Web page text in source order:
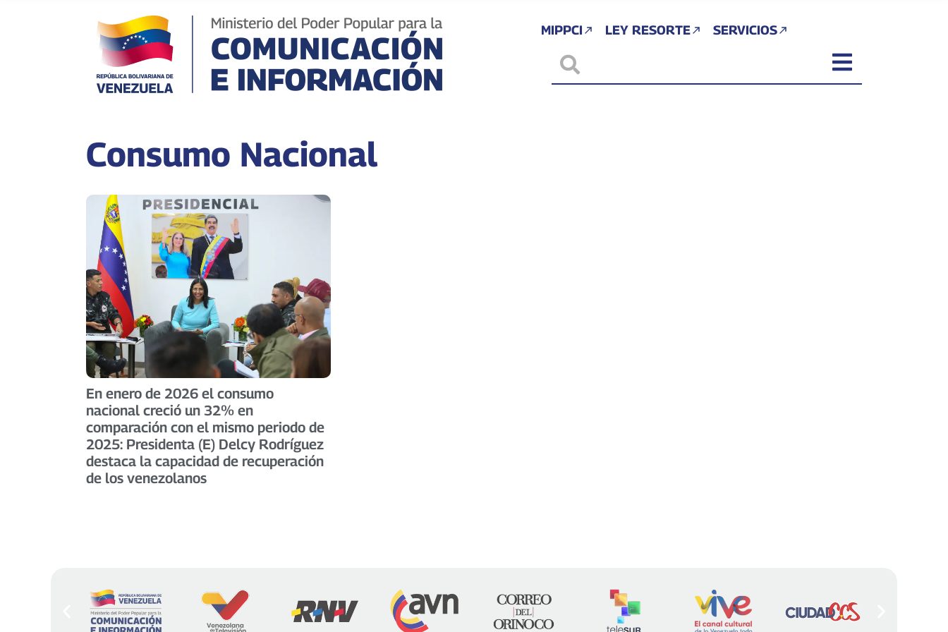
MIPPCI LEY RESORTE SERVICIOS
Consumo Nacional
En enero de 2026 el consumo
nacional creció un 32% en
comparación con el mismo periodo de
2025: Presidenta (E) Delcy Rodríguez
destaca la capacidad de recuperación
de los venezolanos